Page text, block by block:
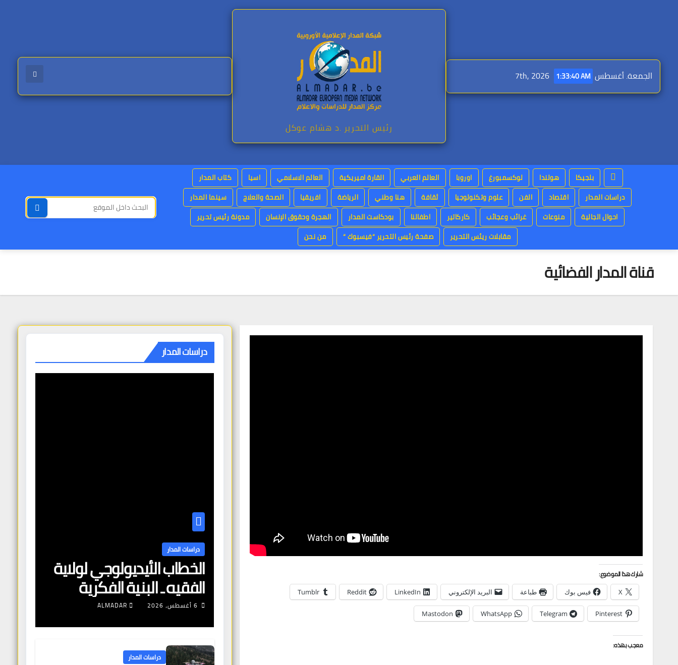
الجمعة. أغسطس 7th, 2026 1:33:41 AM
رئيس التحرير .د هشام عوكل
بلجيكا هولندا لوكسمبورغ اوروبا العالم العربي القارة اميريكية العالم الاسلامي اسيا
كتاب المدار
دراسات المدار
اقتصاد الفن علوم وتكنولوجيا ثقافة هنا وطني الرياضة افريقيا الصحة والعلاج
سينما المدار
احوال الجالية
منوعات غرائب وعجائب كاركاتير اطفالنا بودكاست المدار الهجرة وحقوق الإنسان
مدونة رئيس تحرير
مقابلات ريئس التحرير
صفحة رئيس التحرير “فيسبوك “ من نحن
قناة المدار الفضائية
شارك هذا الموضوع:
X فيس بوك طباعة البريد الإلكتروني LinkedIn
Reddit
Tumblr
Pinterest
Telegram
WhatsApp
Mastodon
معجب بهذه:
دراسات المدار
دراسات المدار
الخطاب الأيديولوجي لولاية
الفقيه ـ البنية الفكرية
وآليات التعبئة
6 أغسطس، 2026 ALMADAR
دراسات المدار